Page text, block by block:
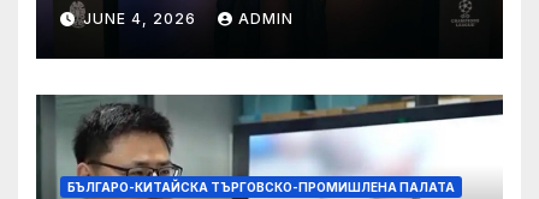
JUNE 4, 2026 ADMIN
БЪЛГАРО-КИТАЙСКА ТЪРГОВСКО-ПРОМИШЛЕНА ПАЛАТА